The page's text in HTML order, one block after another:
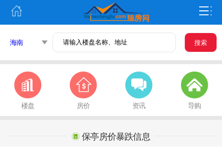
海南 搜索
楼盘 房价 资讯 导购
保亭房价暴跌信息